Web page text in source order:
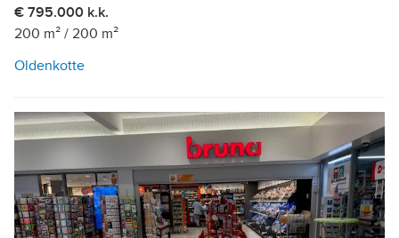
€ 795.000 k.k.
200 m² / 200 m²
Oldenkotte